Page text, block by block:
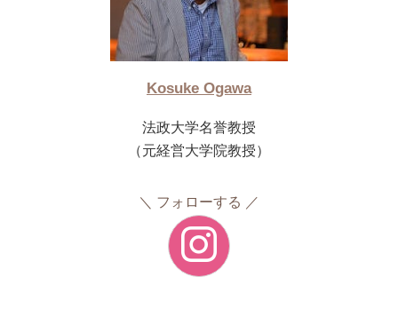
Kosuke Ogawa
法政大学名誉教授
（元経営大学院教授）
フォローする